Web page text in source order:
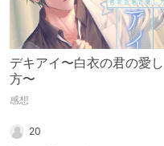
デキアイ〜白衣の君の愛し
方〜
感想
20